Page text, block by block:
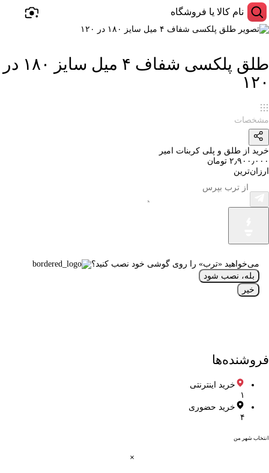
طلق پلکسی شفاف ۴ میل سایز ۱۸۰ در
۱۲۰
مشخصات
خرید از طلق و پلی کربنات امیر
۲٫۹۰۰٫۰۰۰ تومان
ارزان‌ترین
می‌خواهید «ترب» را روی گوشی خود نصب کنید؟
بله، نصب شود
خیر
فروشنده‌ها
خرید اینترنتی
۱
خرید حضوری
۴
انتخاب شهر من